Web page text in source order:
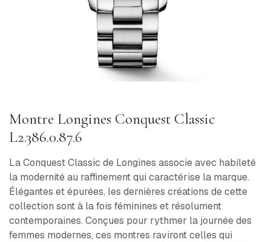
Montre Longines Conquest Classic
L2.386.0.87.6
La Conquest Classic de Longines associe avec habileté
la modernité au raffinement qui caractérise la marque.
Élégantes et épurées, les dernières créations de cette
collection sont à la fois féminines et résolument
contemporaines. Conçues pour rythmer la journée des
femmes modernes, ces montres raviront celles qui